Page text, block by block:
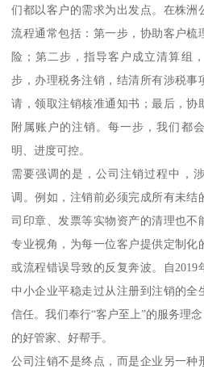
们都以客户的需求为出发点。在株洲
流程通常包括：第一步，协助客户梳
险；第二步，指导客户成立清算组
步，办理税务注销，结清所有涉税事
请，领取注销核准通知书；最后，协
附属账户的注销。每一步，我们都
明、进度可控。
需要强调的是，公司注销过程中，
调。例如，注销前必须完成所有未结
司印章、发票等实物资产的清理也不
专业视角，为每一位客户提供定制化
或流程错误导致的反复奔波。自
中小企业平稳走过从注册到注销的全
信任。我们奉行“客户至上”的服务理
的好管家、好帮手。
公司注销不是终点，而是企业另一种